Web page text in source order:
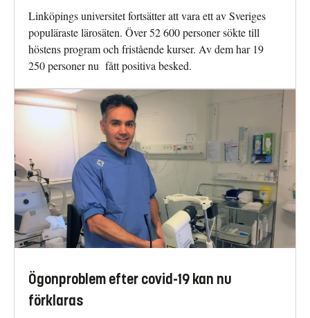
Linköpings universitet fortsätter att vara ett av Sveriges
populäraste lärosäten. Över 52 600 personer sökte till
höstens program och fristående kurser. Av dem har 19
250 personer nu fått positiva besked.
Ögonproblem efter covid-19 kan nu
förklaras